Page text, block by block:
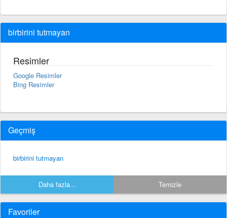
birbirini tutmayan
Resimler
Google Resimler
Bing Resimler
Geçmiş
birbirini tutmayan
Daha fazla... Temizle
Favoriler